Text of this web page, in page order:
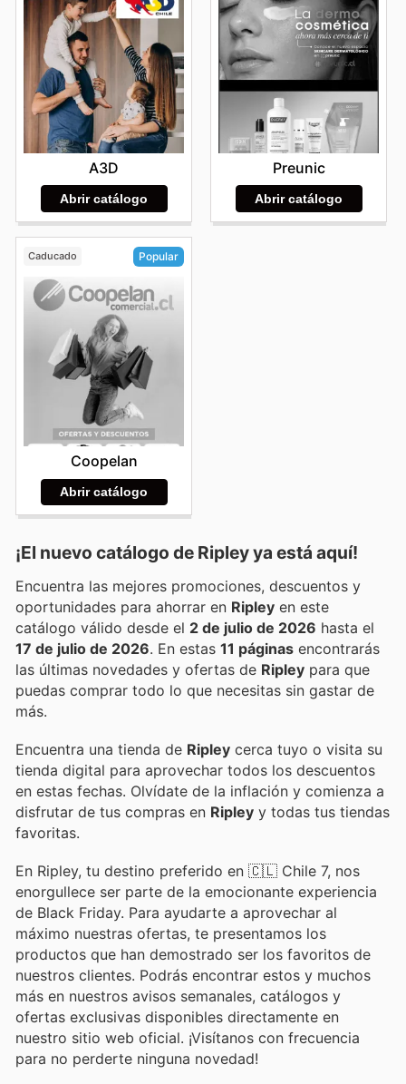
A3D
Abrir catálogo
Preunic
Abrir catálogo
Caducado Popular
Coopelan
Abrir catálogo
¡El nuevo catálogo de Ripleyya está aquí!
Encuentra las mejores promociones, descuentos y
oportunidades para ahorrar en Ripley en este
catálogo válido desde el 2 de julio de 2026 hasta el
17 de julio de 2026 . En estas 11 páginas encontrarás
las últimas novedades y ofertas de Ripley para que
puedas comprar todo lo que necesitas sin gastar de
más.
Encuentra una tienda de Ripley cerca tuyo o visita su
tienda digital para aprovechar todos los descuentos
en estas fechas. Olvídate de la inflación y comienza a
disfrutar de tus compras en Ripley y todas tus tiendas
favoritas.
En Ripley, tu destino preferido en 🇨🇱 Chile 7, nos
enorgullece ser parte de la emocionante experiencia
de Black Friday. Para ayudarte a aprovechar al
máximo nuestras ofertas, te presentamos los
productos que han demostrado ser los favoritos de
nuestros clientes. Podrás encontrar estos y muchos
más en nuestros avisos semanales, catálogos y
ofertas exclusivas disponibles directamente en
nuestro sitio web oficial. ¡Visítanos con frecuencia
para no perderte ninguna novedad!